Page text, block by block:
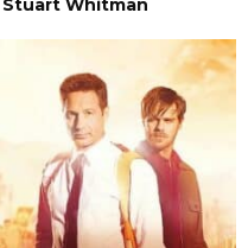
Stuart Whitman